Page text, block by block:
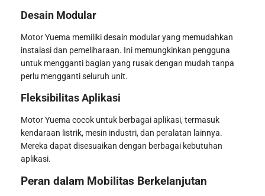
Desain Modular
Motor Yuema memiliki desain modular yang memudahkan
instalasi dan pemeliharaan. Ini memungkinkan pengguna
untuk mengganti bagian yang rusak dengan mudah tanpa
perlu mengganti seluruh unit.
Fleksibilitas Aplikasi
Motor Yuema cocok untuk berbagai aplikasi, termasuk
kendaraan listrik, mesin industri, dan peralatan lainnya.
Mereka dapat disesuaikan dengan berbagai kebutuhan
aplikasi.
Peran dalam Mobilitas Berkelanjutan